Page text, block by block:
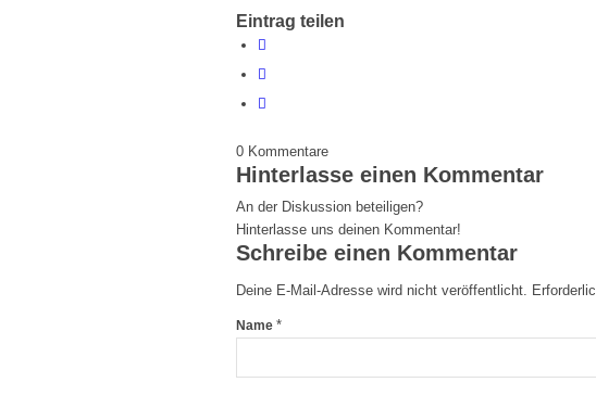
Eintrag teilen
0 Kommentare
Hinterlasse einen Kommentar
An der Diskussion beteiligen?
Hinterlasse uns deinen Kommentar!
Schreibe einen Kommentar
Deine E-Mail-Adresse wird nicht veröffentlicht.
Name *